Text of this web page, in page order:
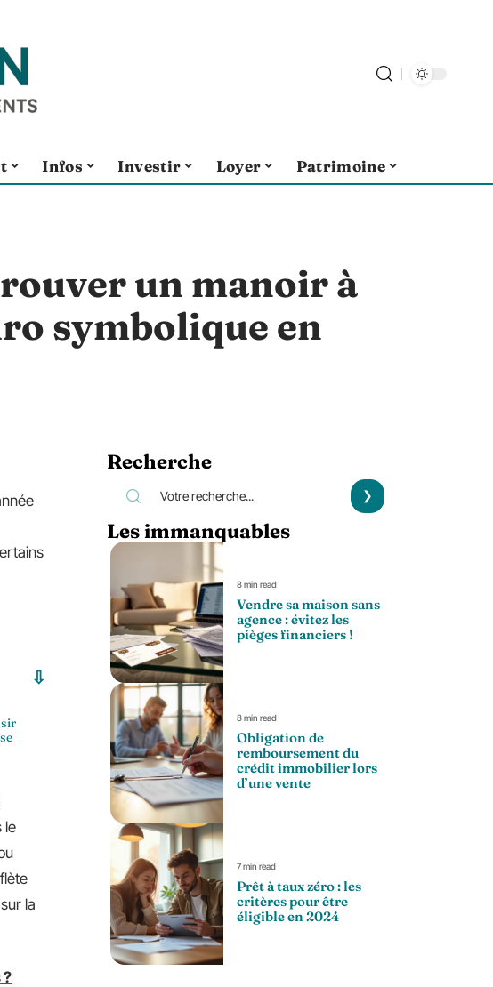
Infos Investir Loyer Patrimoine
un manoir à
symbolique en
le
la
?
Recherche
Les immanquables
8 min read
Vendre sa maison sans
agence : évitez les
pièges financiers !
8 min read
Obligation de
remboursement du
crédit immobilier lors
d’une vente
7 min read
Prêt à taux zéro : les
critères pour être
éligible en 2024